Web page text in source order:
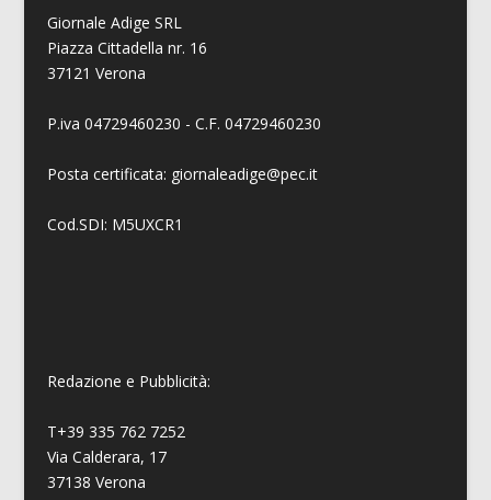
Giornale Adige SRL
Piazza Cittadella nr. 16
37121 Verona
P.iva 04729460230 - C.F. 04729460230
Posta certificata: giornaleadige@pec.it
Cod.SDI: M5UXCR1
Redazione e Pubblicità:
T+39 335 762 7252
Via Calderara, 17
37138 Verona